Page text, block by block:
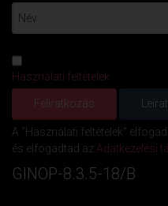
Használati feltételek
A "Használati feltételek"
és elfogadtad az Adatkezelési
GINOP-8.3.5-18/B